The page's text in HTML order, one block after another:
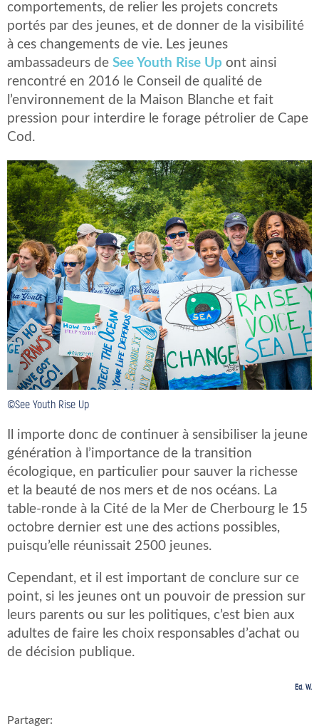
comportements, de relier les projets concrets
portés par des jeunes, et de donner de la visibilité
à ces changements de vie. Les jeunes
ambassadeurs de See Youth Rise Up ont ainsi
rencontré en 2016 le Conseil de qualité de
l’environnement de la Maison Blanche et fait
pression pour interdire le forage pétrolier de Cape
Cod.
©See Youth Rise Up
Il importe donc de continuer à sensibiliser la jeune
génération à l’importance de la transition
écologique, en particulier pour sauver la richesse
et la beauté de nos mers et de nos océans. La
table-ronde à la Cité de la Mer de Cherbourg le 15
octobre dernier est une des actions possibles,
puisqu’elle réunissait 2500 jeunes.
Cependant, et il est important de conclure sur ce
point, si les jeunes ont un pouvoir de pression sur
leurs parents ou sur les politiques, c’est bien aux
adultes de faire les choix responsables d’achat ou
de décision publique.
Ed. W.
Partager: